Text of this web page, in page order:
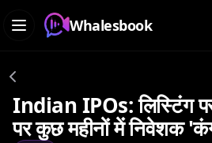
Whalesbook
Indian IPOs: लिस्टिंग
पर कुछ महीनों में निवेशक